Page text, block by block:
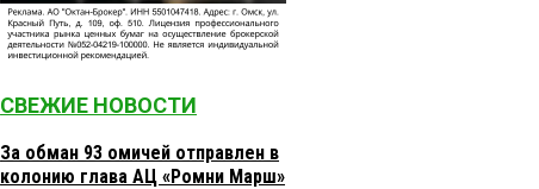
СВЕЖИЕ НОВОСТИ
За обман 93 омичей отправлен в
колонию глава АЦ «Ромни Марш»